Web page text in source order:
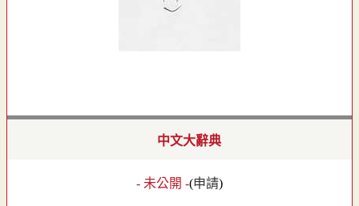
中文大辭典
- 未公開 -(申請)